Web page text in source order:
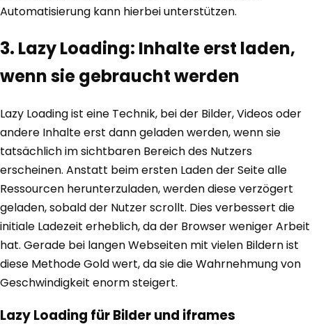
Automatisierung kann hierbei unterstützen.
3. Lazy Loading: Inhalte erst laden,
wenn sie gebraucht werden
Lazy Loading ist eine Technik, bei der Bilder, Videos oder
andere Inhalte erst dann geladen werden, wenn sie
tatsächlich im sichtbaren Bereich des Nutzers
erscheinen. Anstatt beim ersten Laden der Seite alle
Ressourcen herunterzuladen, werden diese verzögert
geladen, sobald der Nutzer scrollt. Dies verbessert die
initiale Ladezeit erheblich, da der Browser weniger Arbeit
hat. Gerade bei langen Webseiten mit vielen Bildern ist
diese Methode Gold wert, da sie die Wahrnehmung von
Geschwindigkeit enorm steigert.
Lazy Loading für Bilder und iframes